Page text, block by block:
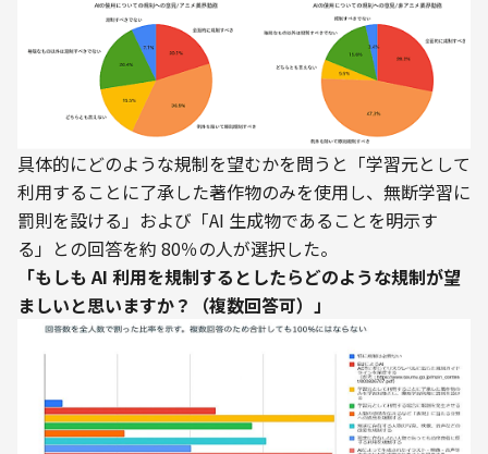
具体的にどのような規制を望むかを問うと「学習元として
利用することに了承した著作物のみを使用し、無断学習に
罰則を設ける」および「AI 生成物であることを明示す
る」との回答を約 80％の人が選択した。
「もしも AI 利用を規制するとしたらどのような規制が望
ましいと思いますか？（複数回答可）」